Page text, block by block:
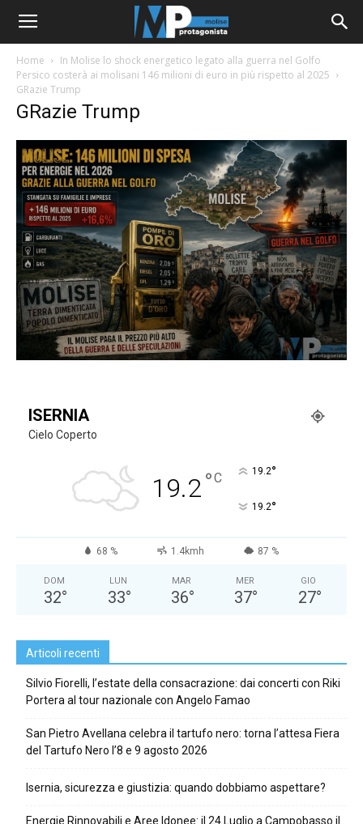
Home
In Molise lo shock energetico legato alla guerra nel Golfo
Persico costerà ai molisani 146 milioni di euro in più rispetto al 2025
GRazie Trump
GRazie Trump
ISERNIA
Cielo Coperto
19.2°C 19.2°
19.2°
68 % 1.4kmh 87 %
DOM
32°
LUN
33°
MAR
36°
MER
37°
GIO
27°
Articoli recenti
Silvio Fiorelli, l’estate della consacrazione: dai concerti con Riki
Portera al tour nazionale con Angelo Famao
San Pietro Avellana celebra il tartufo nero: torna l’attesa Fiera
del Tartufo Nero l’8 e 9 agosto 2026
Isernia, sicurezza e giustizia: quando dobbiamo aspettare?
Energie Rinnovabili e Aree Idonee: il 24 Luglio a Campobasso il